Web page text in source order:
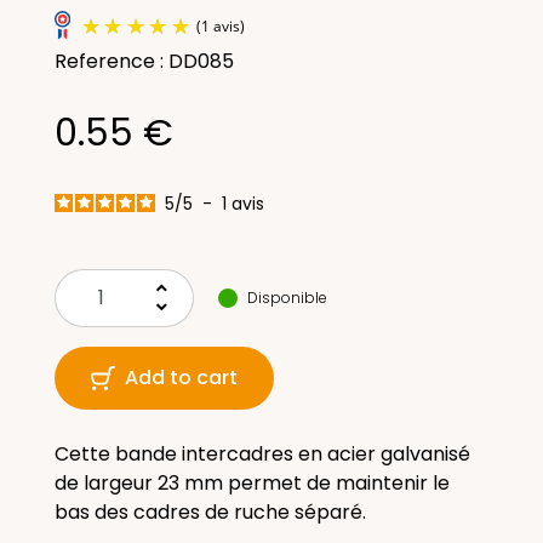
Reference : DD085
0.55 €
5/5 - 1 avis
keyboard_arrow_up
keyboard_arrow_down
Disponible
Add to cart
Cette bande intercadres en acier galvanisé
de largeur 23 mm permet de maintenir le
bas descadres de rucheséparé.